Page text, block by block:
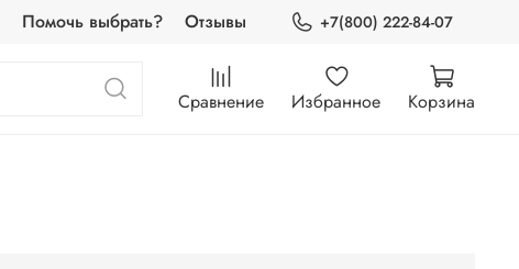
Помочь выбрать? Отзывы +7(800) 222-84-07
Сравнение Избранное Корзина